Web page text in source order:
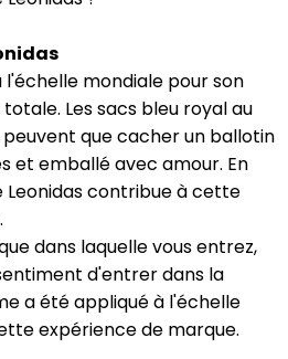
l'échelle mondiale pour son
Les sacs bleu royal au
que cacher un ballotin
et emballé avec amour. En
Leonidas contribue à cette
dans laquelle vous entrez,
d'entrer dans la
a été appliqué à l'échelle
expérience de marque.